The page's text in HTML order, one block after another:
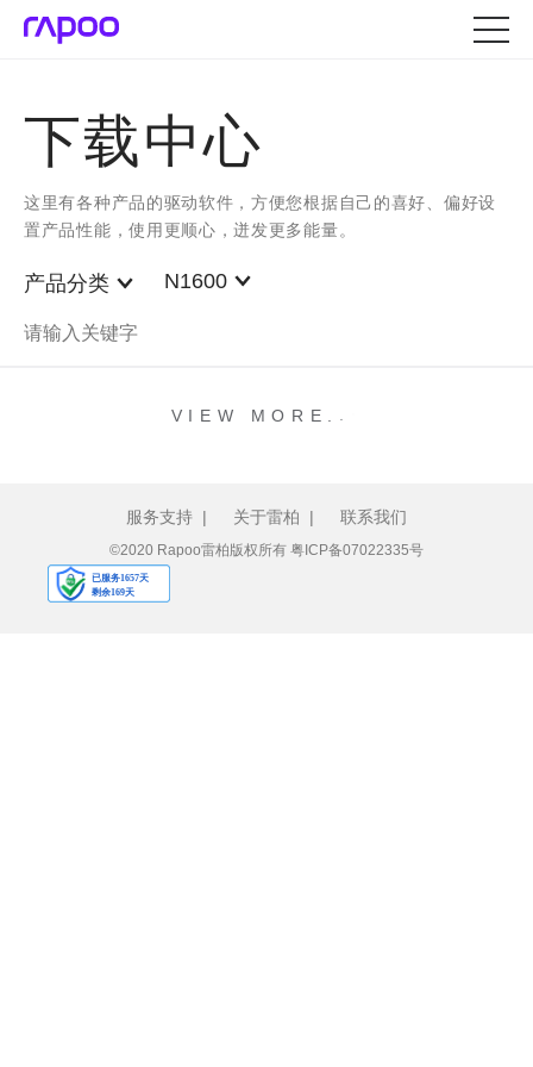
下载中心
这里有各种产品的驱动软件，方便您根据自己的喜好、偏好设
置产品性能，使用更顺心，迸发更多能量。
产品分类 N1600
VIEW MORE . .
服务支持 | 关于雷柏 | 联系我们
©2020 Rapoo雷柏版权所有 粤ICP备07022335号